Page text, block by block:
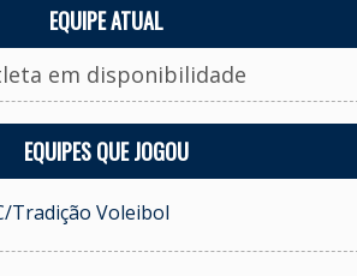
EQUIPE ATUAL
em disponibilidade
EQUIPES QUE JOGOU
Tradição Voleibol